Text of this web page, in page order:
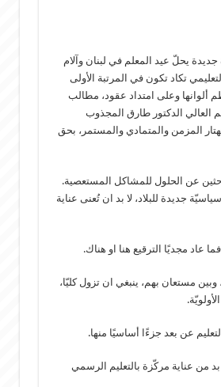
جديدة يحلّ عيد المعلم في لبنان وآلام
تكاد تكون في المرتبة الأولى
ألوانها وعلى امتداد عقود، مطالب
العالي الدكتور طارق المجذوب
المزمن والمتمادي والمستمر، بحق
عن الحلول للمشاكل المستعصية.
جديدة للبلاد، لا بد ان تُعنى عناية
عاد مجديًا الترقيع هنا او هناك.
مستعان بهم، ينبغي ان تزول كليّا،
عن بعد جزءًا أساسيًا منها.
من عناية مركّزة بالتعليم الرسمي